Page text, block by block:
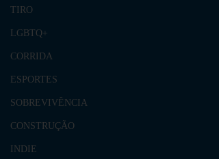
TIRO
LGBTQ+
CORRIDA
ESPORTES
SOBREVIVÊNCIA
CONSTRUÇÃO
INDIE